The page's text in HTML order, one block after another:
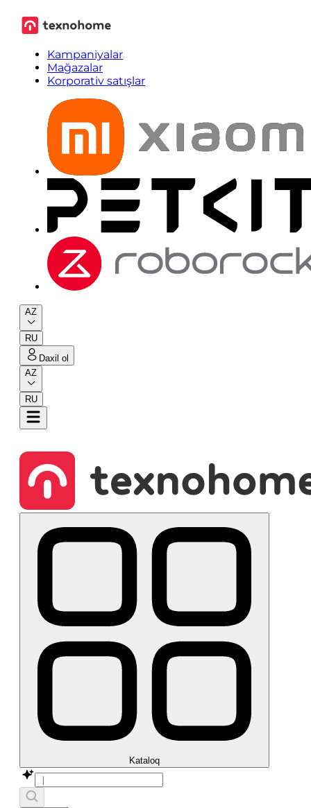
Kampaniyalar
Mağazalar
Korporativ satışlar
AZ
RU
Daxil ol
AZ
RU
Kataloq